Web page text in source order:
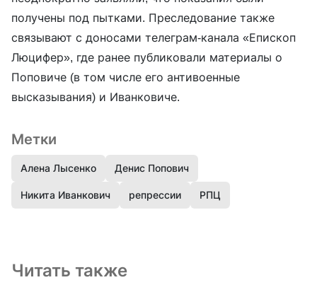
получены под пытками. Преследование также
связывают с доносами телеграм-канала «Епископ
Люцифер», где ранее публиковали материалы о
Поповиче (в том числе его антивоенные
высказывания) и Иванковиче.
Метки
Алена Лысенко Денис Попович
Никита Иванкович репрессии РПЦ
Читать также